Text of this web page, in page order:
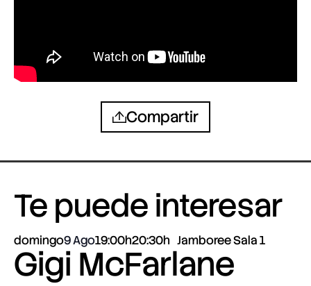
Compartir
Te puede interesar
domingo9 Ago19:00h20:30h Jamboree Sala 1
Gigi McFarlane